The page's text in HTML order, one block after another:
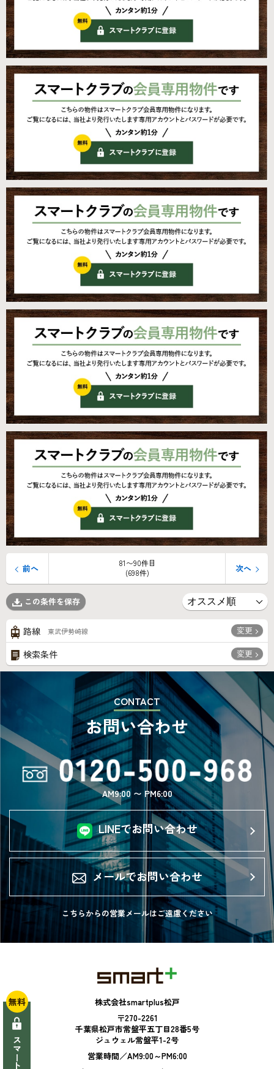
81〜90件目
(698件)
前へ 次へ
この条件を保存
路線 東武伊勢崎線 変更
検索条件 変更
CONTACT
お問い合わせ
AM9:00 〜 PM6:00
LINEでお問い合わせ
メールでお問い合わせ
こちらからの営業メールはご遠慮ください
株式会社smartplus松戸
〒270-2261
千葉県松戸市常盤平五丁目28番5号
ジュウェル常盤平1-2号
営業時間／AM9:00～PM6:00
無料